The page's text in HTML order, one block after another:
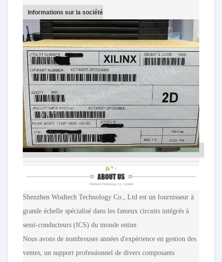
Informations sur la société
Shenzhen Wisdtech Technology Co., Ltd est un fournisseur à
grande échelle spécialisé dans les fameux circuits intégrés à
semi-conducteurs (ICS) du monde entier.
Nous avons de nombreuses années d'expérience en gestion des
ventes, un support professionnel de divers composants